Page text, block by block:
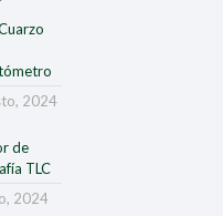
2024
de
TLC
2024